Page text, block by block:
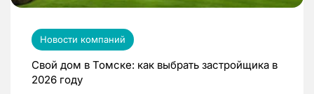
Новости компаний
Свой дом в Томске: как выбрать застройщика в
2026 году